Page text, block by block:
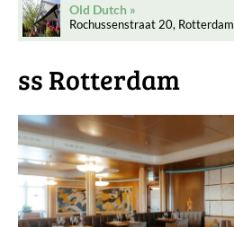
Old Dutch
Rochussenstraat 20, Rotterdam
ss Rotterdam